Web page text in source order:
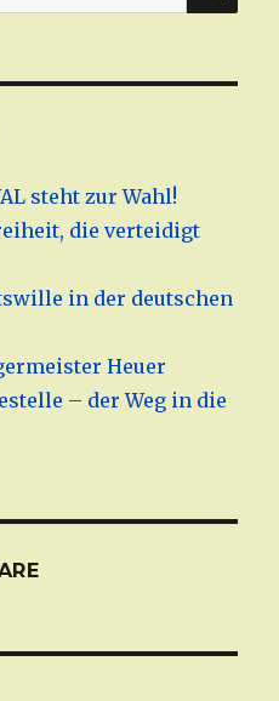
steht zur Wahl!
die verteidigt
in der deutschen
Heuer
– der Weg in die